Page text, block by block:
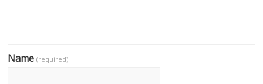
Name(required)